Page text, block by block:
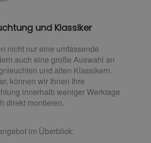
und Klassiker
nicht nur eine umfassende
auch eine große Auswahl an
und alten Klassikern.
können wir Ihnen Ihre
innerhalb weniger Werktage
direkt montieren.
im Überblick: